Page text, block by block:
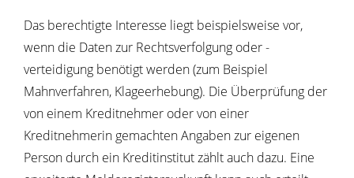
Das berechtigte Interesse liegt beispielsweise vor,
wenn die Daten zur Rechtsverfolgung oder -
verteidigung benötigt werden (zum Beispiel
Mahnverfahren, Klageerhebung). Die Überprüfung der
von einem Kreditnehmer oder von einer
Kreditnehmerin gemachten Angaben zur eigenen
Person durch ein Kreditinstitut zählt auch dazu. Eine